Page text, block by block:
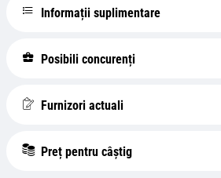
Informații suplimentare
Posibili concurenți
Furnizori actuali
Preț pentru câștig